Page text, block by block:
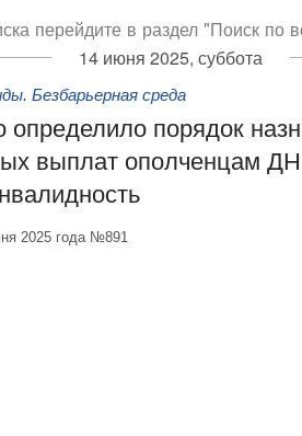
перейдите в раздел "Поиск по
14 июня 2025, суббота
Безбарьерная среда
определило порядок
выплат ополченцам
2025 года №891